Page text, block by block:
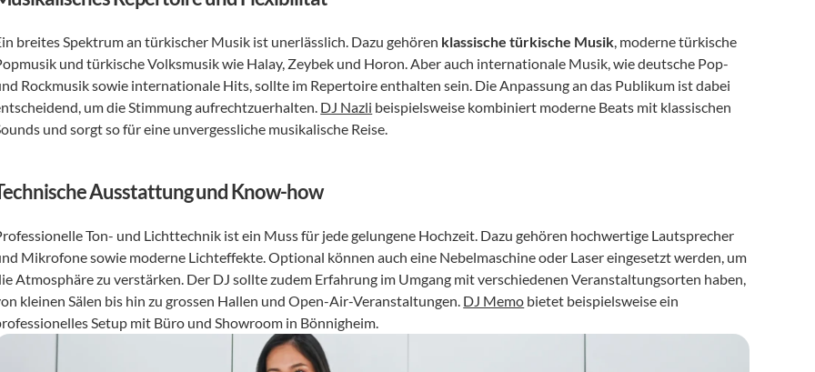
breites Spektrum an türkischer Musik ist unerlässlich. Dazu gehören klassische türkische Musik, moderne türkische
und türkische Volksmusik wie Halay, Zeybek und Horon. Aber auch internationale Musik, wie deutsche Pop-
Rockmusik sowie internationale Hits, sollte im Repertoire enthalten sein. Die Anpassung an das Publikum ist dabei
um die Stimmung aufrechtzuerhalten. DJ Nazli beispielsweise kombiniert moderne Beats mit klassischen
und sorgt so für eine unvergessliche musikalische Reise.
Ausstattung und Know-how
Ton- und Lichttechnik ist ein Muss für jede gelungene Hochzeit. Dazu gehören hochwertige Lautsprecher
Mikrofone sowie moderne Lichteffekte. Optional können auch eine Nebelmaschine oder Laser eingesetzt werden, um
Atmosphäre zu verstärken. Der DJ sollte zudem Erfahrung im Umgang mit verschiedenen Veranstaltungsorten haben,
kleinen Sälen bis hin zu grossen Hallen und Open-Air-Veranstaltungen. DJ Memo bietet beispielsweise ein
Setup mit Büro und Showroom in Bönnigheim.